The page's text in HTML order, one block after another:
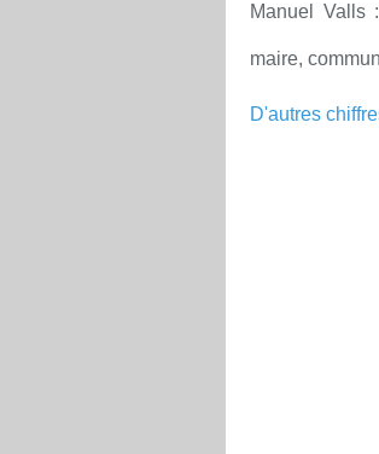
Manuel Valls
maire,
D'autres